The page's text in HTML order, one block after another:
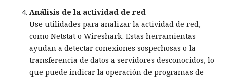
Análisis de la actividad de red
Use utilidades para analizar la actividad de red,
como Netstat o Wireshark. Estas herramientas
ayudan a detectar conexiones sospechosas o la
transferencia de datos a servidores desconocidos, lo
que puede indicar la operación de programas de